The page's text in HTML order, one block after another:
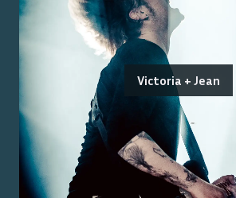
Victoria + Jean